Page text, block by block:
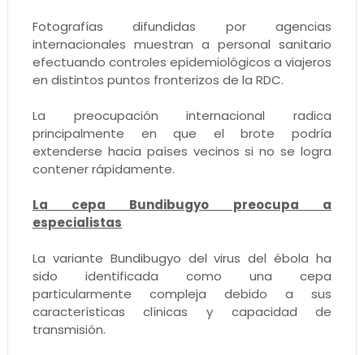
Fotografías difundidas por agencias
internacionales muestran a personal sanitario
efectuando controles epidemiológicos a viajeros
en distintos puntos fronterizos de la RDC.
La preocupación internacional radica
principalmente en que el brote podría
extenderse hacia países vecinos si no se logra
contener rápidamente.
La cepa Bundibugyo preocupa a
especialistas
La variante Bundibugyo del virus del ébola ha
sido identificada como una cepa
particularmente compleja debido a sus
características clínicas y capacidad de
transmisión.